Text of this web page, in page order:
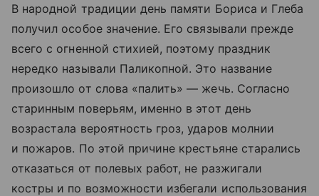
В народной традиции день памяти Бориса и Глеба
получил особое значение. Его связывали прежде
всего с огненной стихией, поэтому праздник
нередко называли Паликопной. Это название
произошло от слова «палить» — жечь. Согласно
старинным поверьям, именно в этот день
возрастала вероятность гроз, ударов молнии
и пожаров. По этой причине крестьяне старались
отказаться от полевых работ, не разжигали
костры и по возможности избегали использования